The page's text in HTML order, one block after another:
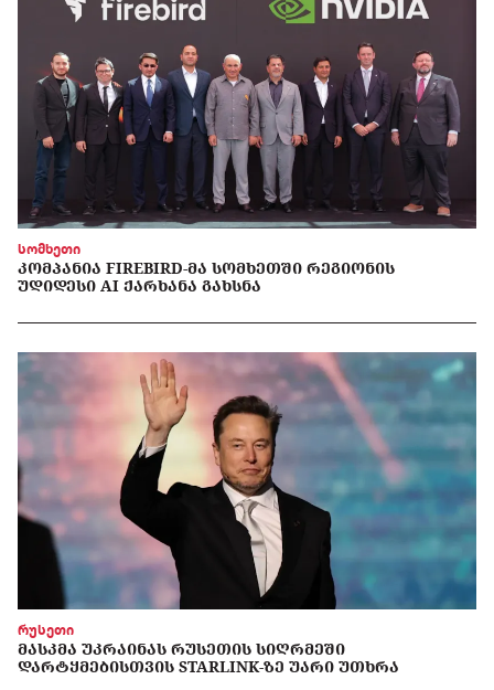
სომხეთი
ᲙᲝᲛᲞᲐᲜᲘᲐ FIREBIRD-ᲛᲐ ᲡᲝᲛᲮᲔᲗᲨᲘ ᲠᲔᲒᲘᲝᲜᲘᲡ
ᲣᲓᲘᲓᲔᲡᲘ AI ᲥᲐᲠᲮᲐᲜᲐ ᲒᲐᲮᲡᲜᲐ
რუსეთი
ᲛᲐᲡᲙᲛᲐ ᲣᲙᲠᲐᲘᲜᲐᲡ ᲠᲣᲡᲔᲗᲘᲡ ᲡᲘᲦᲠᲛᲔᲨᲘ
ᲓᲐᲠᲢᲧᲛᲔᲑᲘᲡᲗᲕᲘᲡ STARLINK-ᲖᲔ ᲣᲐᲠᲘ ᲣᲗᲮᲠᲐ